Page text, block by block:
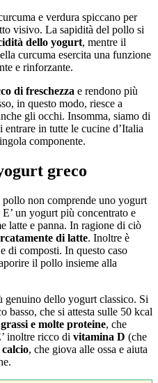
e verdura spiccano per
visivo. La sapidità del pollo si
dello yogurt, mentre il
curcuma esercita una funzione
e rinforzante.
di freschezza e rendono più
in questo modo, riesce a
gli occhi. Insomma, siamo di
in tutte le cucine d’Italia
componente.
greco
non comprende uno yogurt
E’ un yogurt più concentrato e
latte e panna. In ragione di ciò
di latte. Inoltre è
di composti. In questo caso
il pollo insieme alla
genuino dello yogurt classico. Si
basso, che si attesta sulle 50 kcal
e molte proteine, che
inoltre ricco di vitamina D (che
calcio, che giova alle ossa e aiuta